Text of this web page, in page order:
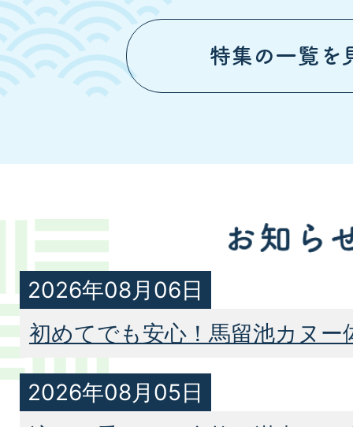
2026年08月06日
初めてでも安心！馬留池カヌー
2026年08月05日